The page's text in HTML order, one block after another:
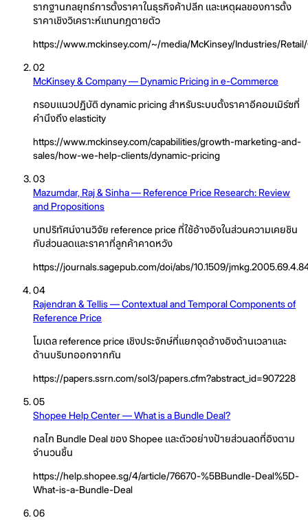
รากฐานกลยุทธ์การตั้งราคาในธุรกิจค้าปลีก และเหตุผลของการตั้ง
ราคาเชิงวิเคราะห์แทนกฎตายตัว
https://www.mckinsey.com/~/media/McKinsey/Industries/
02
McKinsey & Company — Dynamic Pricing in e-Commerce
กรอบแนวปฏิบัติ dynamic pricing สำหรับระบบตั้งราคาอีคอมเมิร์ซที่
คำนึงถึง elasticity
https://www.mckinsey.com/capabilities/growth-marketing-and-
sales/how-we-help-clients/dynamic-pricing
03
Mazumdar, Raj & Sinha — Reference Price Research: Review
and Propositions
บทปริทัศน์งานวิจัย reference price ที่ใช้อ้างอิงในส่วนความเคยชิน
กับส่วนลดและราคาที่ลูกค้าคาดหวัง
https://journals.sagepub.com/doi/abs/10.1509/
04
Rajendran & Tellis — Contextual and Temporal Components of
Reference Price
โมเดล reference price เชิงประจักษ์ที่แยกจุดอ้างอิงด้านเวลาและ
ด้านบริบทออกจากกัน
https://papers.ssrn.com/sol3/papers.cfm?abstract_id=907228
05
Shopee Help Center — What is a Bundle Deal?
กลไก Bundle Deal ของ Shopee และตัวอย่างป้ายส่วนลดที่อิงตาม
จำนวนชิ้น
https://help.shopee.sg/4/article/76670-%5BBundle-Deal%5D-
What-is-a-Bundle-Deal
06